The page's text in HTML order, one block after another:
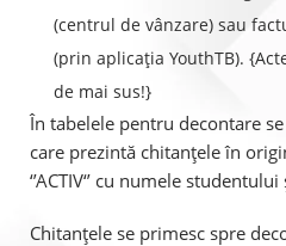
(centrul de vânzare) sau
(prin aplicația YouthTB).
de mai sus!}
În tabelele pentru decontare
care prezintă chitanțele în
‘’ACTIV‘’ cu numele
Chitanțele se primesc spre